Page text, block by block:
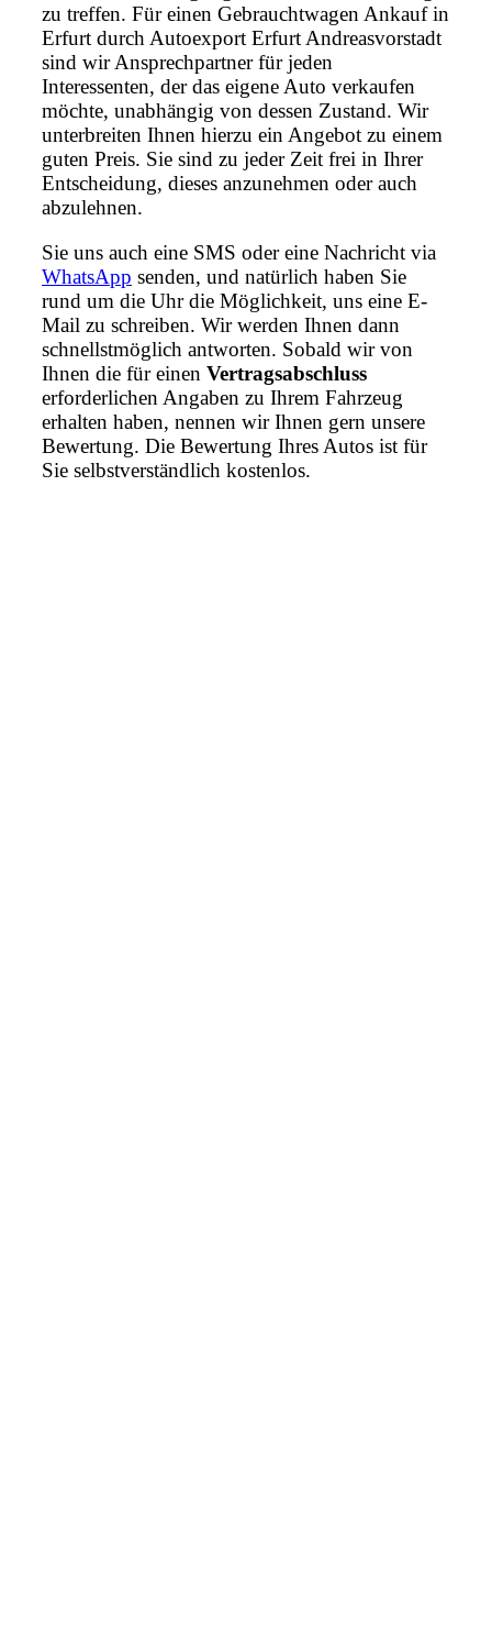
zu treffen. Für einen Gebrauchtwagen Ankauf in
Erfurt durch Autoexport Erfurt Andreasvorstadt
sind wir Ansprechpartner für jeden
Interessenten, der das eigene Auto verkaufen
möchte, unabhängig von dessen Zustand. Wir
unterbreiten Ihnen hierzu ein Angebot zu einem
guten Preis. Sie sind zu jeder Zeit frei in Ihrer
Entscheidung, dieses anzunehmen oder auch
abzulehnen.
Sie uns auch eine SMS oder eine Nachricht via
WhatsApp senden, und natürlich haben Sie
rund um die Uhr die Möglichkeit, uns eine E-
Mail zu schreiben. Wir werden Ihnen dann
schnellstmöglich antworten. Sobald wir von
Ihnen die für einen Vertragsabschluss
erforderlichen Angaben zu Ihrem Fahrzeug
erhalten haben, nennen wir Ihnen gern unsere
Bewertung. Die Bewertung Ihres Autos ist für
Sie selbstverständlich kostenlos.